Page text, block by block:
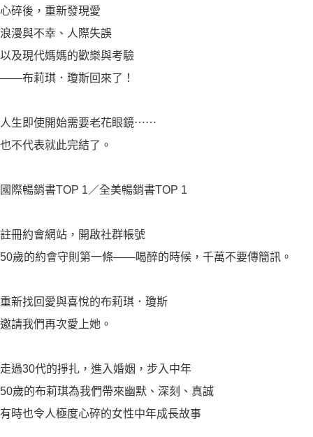
心碎後，重新發現愛
浪漫與不幸、人際失誤
以及現代媽媽的歡樂與考驗
——布莉琪．瓊斯回來了！
人生即使開始需要老花眼鏡⋯⋯
也不代表就此完結了。
國際暢銷書TOP 1／全美暢銷書TOP 1
註冊約會網站，開啟社群帳號
50歲的約會守則第一條——喝醉的時候，千萬不要傳簡訊。
重新找回愛與喜悅的布莉琪．瓊斯
邀請我們再次愛上她。
走過30代的掙扎，進入婚姻，步入中年
50歲的布莉琪為我們帶來幽默、深刻、真誠
有時也令人極度心碎的女性中年成長故事